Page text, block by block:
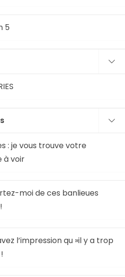
5
: je vous trouve votre
à voir
moi de ces banlieues
l’impression qu »il y a trop